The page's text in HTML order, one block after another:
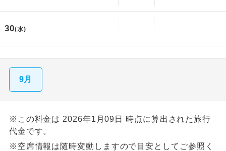
30(水)
9月
※この料金は 2026年1月09日 時点に算出された旅行
代金です。
※空席情報は随時変動しますので目安としてご参照く